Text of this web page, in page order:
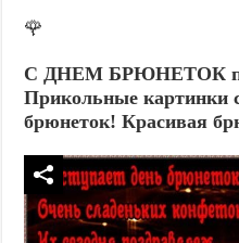
🌹
С ДНЕМ БРЮНЕТОК
Прикольные картинки
брюнеток! Красивая